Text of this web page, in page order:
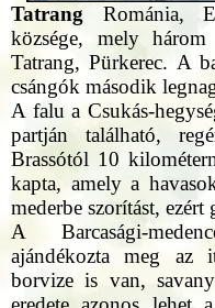
Tatrang Románia,
községe, mely
Tatrang, Pürkerec. A
csángók második
A falu a Csukás-
partján található,
Brassótól 10
kapta, amely a
mederbe szorítást,
A Barcasági-
ajándékozta meg az
borvize is van,